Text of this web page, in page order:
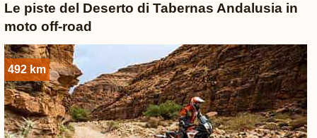
Le piste del Deserto di Tabernas Andalusia in
moto off-road
492 km